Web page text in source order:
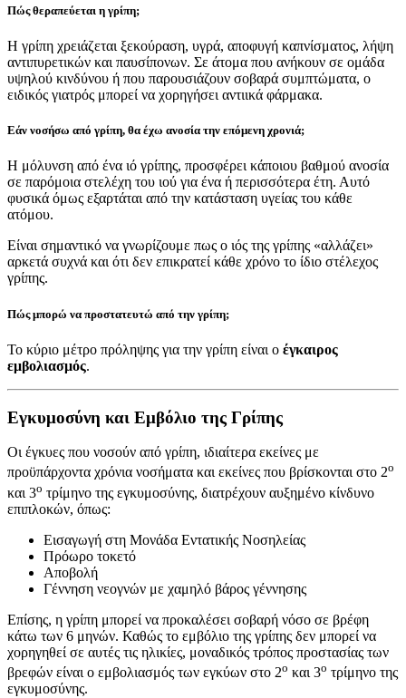
Πώς θεραπεύεται η γρίπη;
Η γρίπη χρειάζεται ξεκούραση, υγρά, αποφυγή καπνίσματος, λήψη
αντιπυρετικών και παυσίπονων. Σε άτομα που ανήκουν σε ομάδα
υψηλού κινδύνου ή που παρουσιάζουν σοβαρά συμπτώματα, ο
ειδικός γιατρός μπορεί να χορηγήσει αντιικά φάρμακα.
Εάν νοσήσω από γρίπη, θα έχω ανοσία την επόμενη χρονιά;
Η μόλυνση από ένα ιό γρίπης, προσφέρει κάποιου βαθμού ανοσία
σε παρόμοια στελέχη του ιού για ένα ή περισσότερα έτη. Αυτό
φυσικά όμως εξαρτάται από την κατάσταση υγείας του κάθε
ατόμου.
Είναι σημαντικό να γνωρίζουμε πως ο ιός της γρίπης «αλλάζει»
αρκετά συχνά και ότι δεν επικρατεί κάθε χρόνο το ίδιο στέλεχος
γρίπης.
Πώς μπορώ να προστατευτώ από την γρίπη;
Το κύριο μέτρο πρόληψης για την γρίπη είναι ο έγκαιρος
εμβολιασμός.
Εγκυμοσύνη και Εμβόλιο της Γρίπης
Οι έγκυες που νοσούν από γρίπη, ιδιαίτερα εκείνες με
προϋπάρχοντα χρόνια νοσήματα και εκείνες που βρίσκονται στο 2ο
και 3ο τρίμηνο της εγκυμοσύνης, διατρέχουν αυξημένο κίνδυνο
επιπλοκών, όπως:
Εισαγωγή στη Μονάδα Εντατικής Νοσηλείας
Πρόωρο τοκετό
Αποβολή
Γέννηση νεογνών με χαμηλό βάρος γέννησης
Επίσης, η γρίπη μπορεί να προκαλέσει σοβαρή νόσο σε βρέφη
κάτω των 6 μηνών. Καθώς το εμβόλιο της γρίπης δεν μπορεί να
χορηγηθεί σε αυτές τις ηλικίες, μοναδικός τρόπος προστασίας των
βρεφών είναι ο εμβολιασμός των εγκύων στο 2ο και 3ο τρίμηνο της
εγκυμοσύνης.